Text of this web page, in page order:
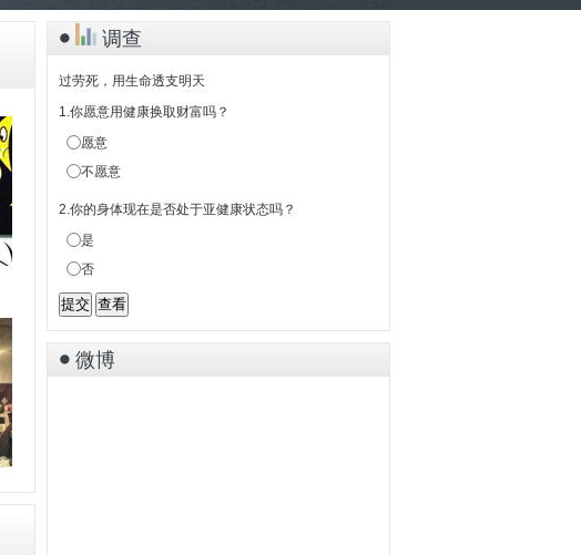
调查
过劳死，用生命透支明天
1.你愿意用健康换取财富吗？
愿意
不愿意
2.你的身体现在是否处于亚健康状态吗？
是
否
微博